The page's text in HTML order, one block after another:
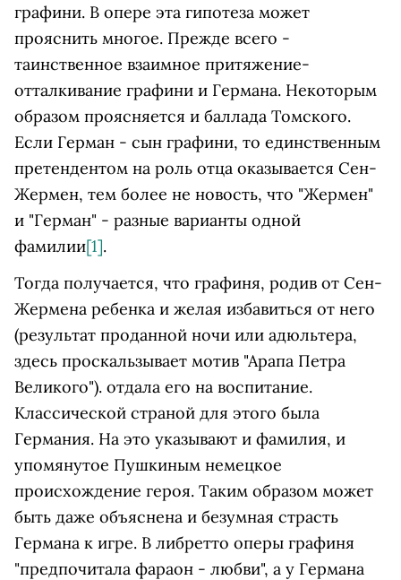
графини. В опере эта гипотеза может
прояснить многое. Прежде всего -
таинственное взаимное притяжение-
отталкивание графини и Германа. Некоторым
образом проясняется и баллада Томского.
Если Герман - сын графини, то единственным
претендентом на роль отца оказывается Сен-
Жермен, тем более не новость, что "Жермен"
и "Герман" - разные варианты одной
фамилии[1].
Тогда получается, что графиня, родив от Сен-
Жермена ребенка и желая избавиться от него
(результат проданной ночи или адюльтера,
здесь проскальзывает мотив "Арапа Петра
Великого"). отдала его на воспитание.
Классической страной для этого была
Германия. На это указывают и фамилия, и
упомянутое Пушкиным немецкое
происхождение героя. Таким образом может
быть даже объяснена и безумная страсть
Германа к игре. В либретто оперы графиня
"предпочитала фараон - любви", а у Германа